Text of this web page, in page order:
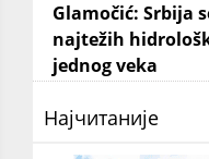
Glamočić: Srbija
najtežih
jednog veka
Најчитаније